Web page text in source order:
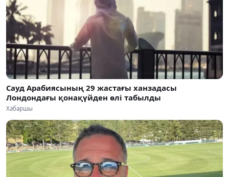
Сауд Арабиясының 29 жастағы ханзадасы
Лондондағы қонақүйден өлі табылды
Хабаршы